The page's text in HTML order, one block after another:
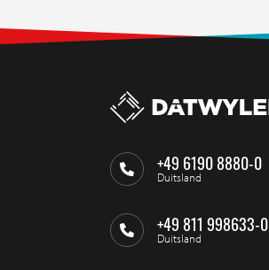
+49 6190 8880-0
Duitsland
+49 811 998633-0
Duitsland